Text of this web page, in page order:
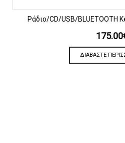
Ράδιο/CD/USB/BLUETOOTH
175.00
ΔΙΑΒΆΣΤΕ